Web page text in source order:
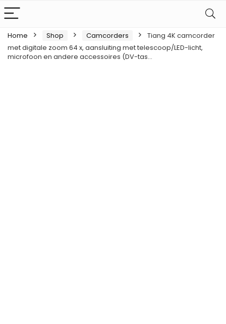
Home Shop Camcorders
Tiang 4K camcorder
met digitale zoom 64 x, aansluiting met telescoop/LED-licht,
microfoon en andere accessoires (DV-tas…